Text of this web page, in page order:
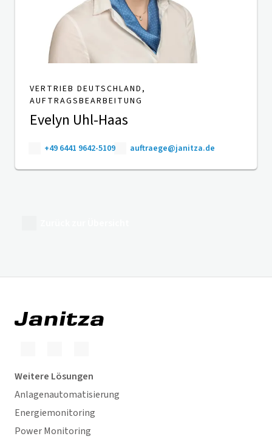
VERTRIEB DEUTSCHLAND,
AUFTRAGSBEARBEITUNG
Evelyn Uhl-Haas
+49 6441 9642-5109 auftraege@janitza.de
Weitere Lösungen
Anlagenautomatisierung
Energiemonitoring
Power Monitoring